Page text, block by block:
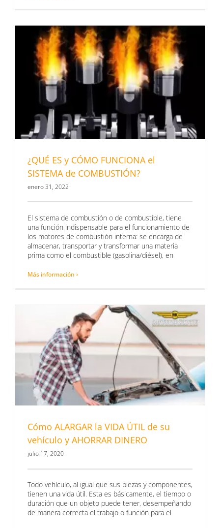
¿QUÉ ES y CÓMO FUNCIONA el
SISTEMA de COMBUSTIÓN?
enero 31, 2022
El sistema de combustión o de combustible, tiene
una función indispensable para el funcionamiento de
los motores de combustión interna: se encarga de
almacenar, transportar y transformar una materia
prima como el combustible (gasolina/diésel), en
Más información ›
Cómo ALARGAR la VIDA ÚTIL de su
vehículo y AHORRAR DINERO
julio 17, 2020
Todo vehículo, al igual que sus piezas y componentes,
tienen una vida útil. Esta es básicamente, el tiempo o
duración que un objeto puede tener, desempeñando
de manera correcta el trabajo o función para el